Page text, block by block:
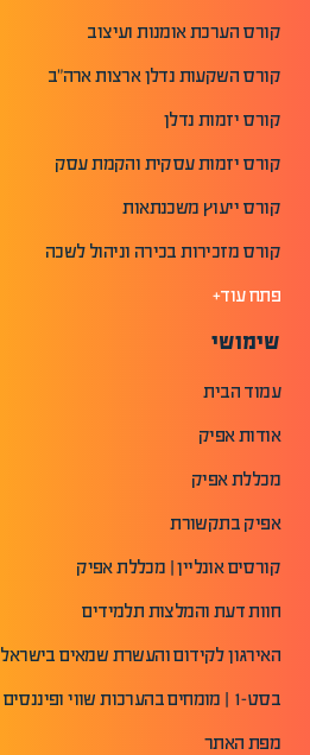
קורס הערכת אומנות ועיצוב
קורס השקעות נדלן ארצות ארה"ב
קורס יזמות נדלן
קורס יזמות עסקית והקמת עסק
קורס ייעוץ משכנתאות
קורס מזכירות בכירה וניהול לשכה
פתח עוד+
שימושי
עמוד הבית
אודות אפיק
מכללת אפיק
אפיק בתקשורת
קורסים אונליין | מכללת אפיק
חוות דעת והמלצות תלמידים
האירגון לקידום והעשרת שמאים בישראל
בסט-1 | מומחים בהערכות שווי ופיננסים
מפת האתר